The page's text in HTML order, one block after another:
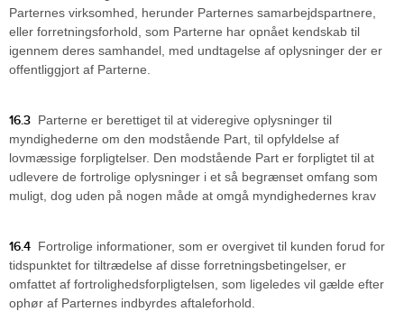
Parternes virksomhed, herunder Parternes samarbejdspartnere,
eller forretningsforhold, som Parterne har opnået kendskab til
igennem deres samhandel, med undtagelse af oplysninger der er
offentliggjort af Parterne.
16.3 Parterne er berettiget til at videregive oplysninger til
myndighederne om den modstående Part, til opfyldelse af
lovmæssige forpligtelser. Den modstående Part er forpligtet til at
udlevere de fortrolige oplysninger i et så begrænset omfang som
muligt, dog uden på nogen måde at omgå myndighedernes krav
16.4 Fortrolige informationer, som er overgivet til kunden forud for
tidspunktet for tiltrædelse af disse forretningsbetingelser, er
omfattet af fortrolighedsforpligtelsen, som ligeledes vil gælde efter
ophør af Parternes indbyrdes aftaleforhold.